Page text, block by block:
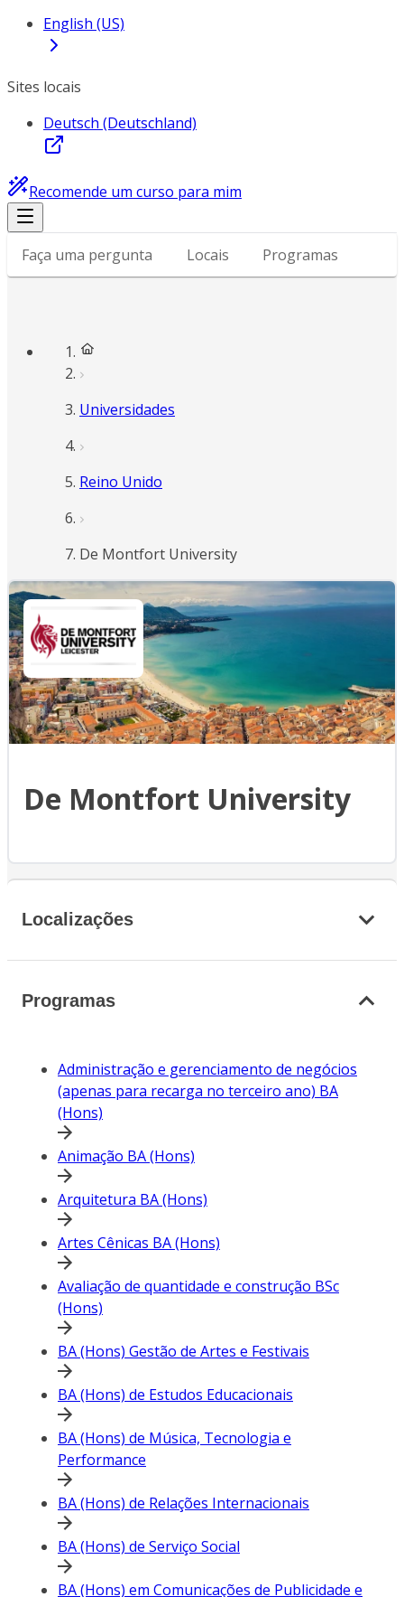
English (US)
Sites locais
Deutsch (Deutschland)
Recomende um curso para mim
Faça uma pergunta Locais Programas
Universidades
Reino Unido
De Montfort University
De Montfort University
Localizações
Programas
Administração e gerenciamento de negócios
(apenas para recarga no terceiro ano) BA
(Hons)
Animação BA (Hons)
Arquitetura BA (Hons)
Artes Cênicas BA (Hons)
Avaliação de quantidade e construção BSc
(Hons)
BA (Hons) Gestão de Artes e Festivais
BA (Hons) de Estudos Educacionais
BA (Hons) de Música, Tecnologia e
Performance
BA (Hons) de Relações Internacionais
BA (Hons) de Serviço Social
BA (Hons) em Comunicações de Publicidade e